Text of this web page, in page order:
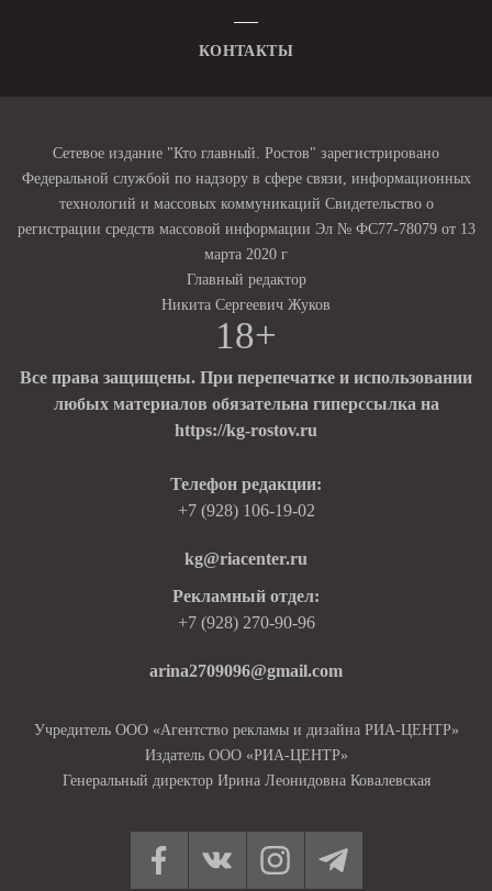
КОНТАКТЫ
Сетевое издание "Кто главный. Ростов" зарегистрировано
Федеральной службой по надзору в сфере связи, информационных
технологий и массовых коммуникаций Свидетельство о
регистрации средств массовой информации Эл № ФС77-78079 от 13
марта 2020 г
Главный редактор
Никита Сергеевич Жуков
18+
Все права защищены. При перепечатке и использовании
любых материалов обязательна гиперссылка на
https://kg-rostov.ru
Телефон редакции:
+7 (928) 106-19-02
kg@riacenter.ru
Рекламный отдел:
+7 (928) 270-90-96
arina2709096@gmail.com
Учредитель ООО «Агентство рекламы и дизайна РИА-ЦЕНТР»
Издатель ООО «РИА-ЦЕНТР»
Генеральный директор Ирина Леонидовна Ковалевская